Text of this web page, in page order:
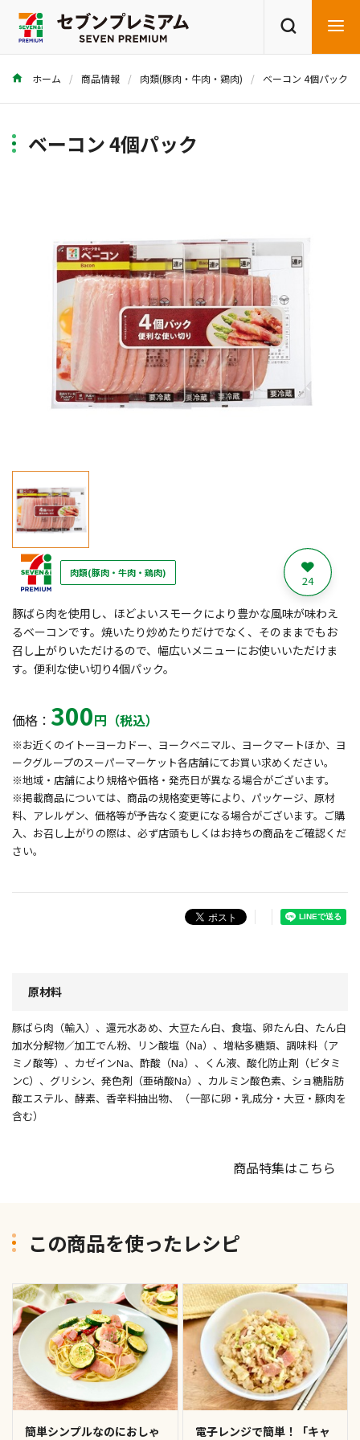
商品を探す
ホーム 商品情報 肉類(豚肉・牛肉・鶏肉) ベーコン 4個パック
ベーコン 4個パック
肉類(豚肉・牛肉・鶏肉) 24
豚ばら肉を使用し、ほどよいスモークにより豊かな風味が味わえ
るベーコンです。焼いたり炒めたりだけでなく、そのままでもお
召し上がりいただけるので、幅広いメニューにお使いいただけま
す。便利な使い切り4個パック。
価格： 300円（税込）
※お近くのイトーヨーカドー、ヨークベニマル、ヨークマートほか、ヨ
ークグループのスーパーマーケット各店舗にてお買い求めください。
※地域・店舗により規格や価格・発売日が異なる場合がございます。
※掲載商品については、商品の規格変更等により、パッケージ、原材
料、アレルゲン、価格等が予告なく変更になる場合がございます。ご購
入、お召し上がりの際は、必ず店頭もしくはお持ちの商品をご確認くだ
さい。
原材料
豚ばら肉（輸入）、還元水あめ、大豆たん白、食塩、卵たん白、たん白
加水分解物／加工でん粉、リン酸塩（Na）、増粘多糖類、調味料（ア
ミノ酸等）、カゼインNa、酢酸（Na）、くん液、酸化防止剤（ビタミ
ンC）、グリシン、発色剤（亜硝酸Na）、カルミン酸色素、ショ糖脂肪
酸エステル、酵素、香辛料抽出物、（一部に卵・乳成分・大豆・豚肉を
含む）
商品特集はこちら
この商品を使ったレシピ
簡単シンプルなのにおしゃ 電子レンジで簡単！「キャ